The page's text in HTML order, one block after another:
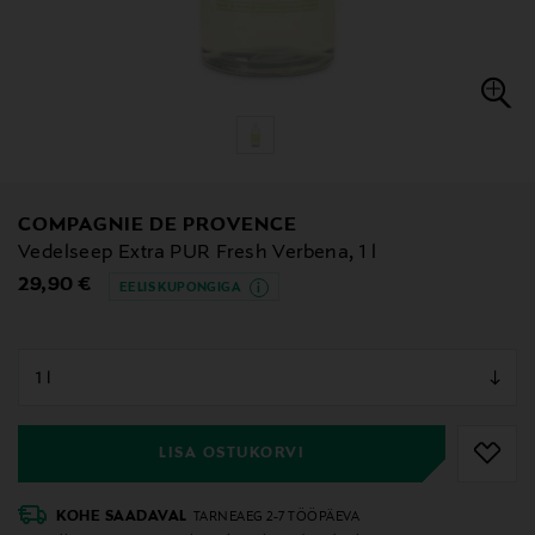
COMPAGNIE DE PROVENCE
Vedelseep Extra PUR Fresh Verbena, 1 l
Original Price
29,90 € EELIS KUPONGIGA
LISA OSTUKORVI
KOHE SAADAVAL TARNEAEG 2-7 TÖÖPÄEVA